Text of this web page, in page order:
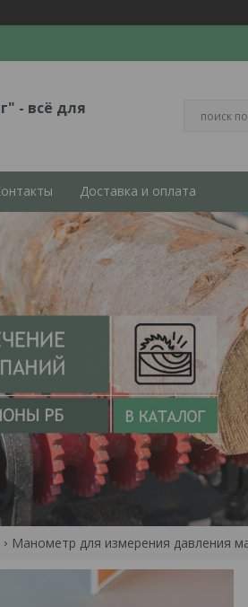
- всё для
Доставка и оплата
Манометр для измерения давления